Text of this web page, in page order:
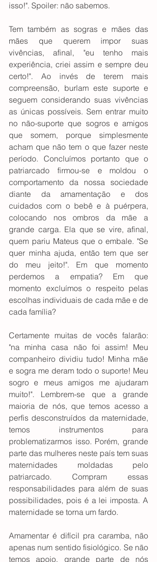
isso!". Spoiler: não sabemos.
Tem também as sogras e mães das
mães que querem impor suas
vivências, afinal, "eu tenho mais
experiência, criei assim e sempre deu
certo!". Ao invés de terem mais
compreensão, burlam este suporte e
seguem considerando suas vivências
as únicas possíveis. Sem entrar muito
no não-suporte que sogros e amigos
que somem, porque simplesmente
acham que não tem o que fazer neste
período. Concluímos portanto que o
patriarcado firmou-se e moldou o
comportamento da nossa sociedade
diante da amamentação e dos
cuidados com o bebê e à puérpera,
colocando nos ombros da mãe a
grande carga. Ela que se vire, afinal,
quem pariu Mateus que o embale. "Se
quer minha ajuda, então tem que ser
do meu jeito!". Em que momento
perdemos a empatia? Em que
momento excluímos o respeito pelas
escolhas individuais de cada mãe e de
cada família?
Certamente muitas de vocês falarão:
"na minha casa não foi assim! Meu
companheiro dividiu tudo! Minha mãe
e sogra me deram todo o suporte! Meu
sogro e meus amigos me ajudaram
muito!". Lembrem-se que a grande
maioria de nós, que temos acesso a
perfis desconstruídos da maternidade,
temos instrumentos para
problematizarmos isso. Porém, grande
parte das mulheres neste país tem suas
maternidades moldadas pelo
patriarcado. Compram essas
responsabilidades para além de suas
possibilidades, pois é a lei imposta. A
maternidade se torna um fardo.
Amamentar é difícil pra caramba, não
apenas num sentido fisiológico. Se não
temos apoio, grande parte de nós